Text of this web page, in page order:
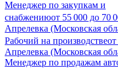
Менеджер по закупкам и
снабжениюот 55 000 до 70
Апрелевка (Московская
Рабочий на производствеот
Апрелевка (Московская
Менеджер по продажам